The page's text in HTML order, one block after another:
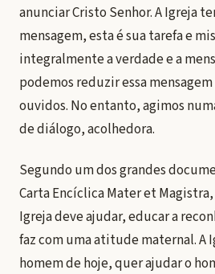
anunciar Cristo Senhor. A Igreja
mensagem, esta é sua tarefa e
integralmente a verdade e a
podemos reduzir essa
ouvidos. No entanto, agimos
de diálogo, acolhedora.
Segundo um dos grandes
Carta Encíclica Mater et Magistra,
Igreja deve ajudar, educar a
faz com uma atitude maternal. A
homem de hoje, quer ajudar o